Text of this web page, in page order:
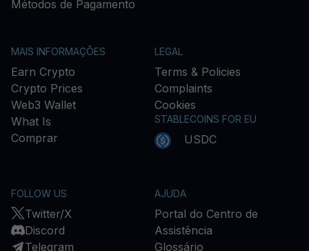
Métodos de Pagamento
MAIS INFORMAÇÕES
Earn Crypto
Crypto Prices
Web3 Wallet
What Is
Comprar
LEGAL
Terms & Policies
Complaints
Cookies
STABLECOINS FOR EU
USDC
FOLLOW US
Twitter/X
Discord
Telegram
AJUDA
Portal do Centro de
Assistência
Glossário